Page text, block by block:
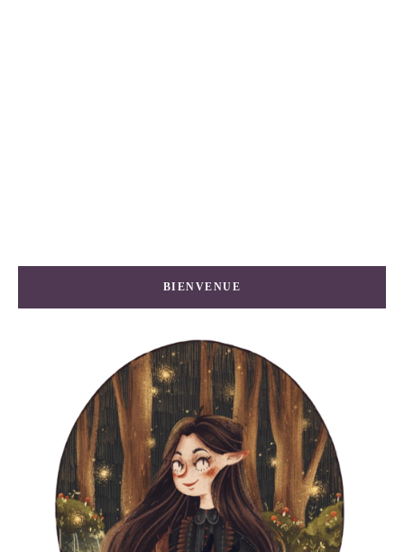
BIENVENUE